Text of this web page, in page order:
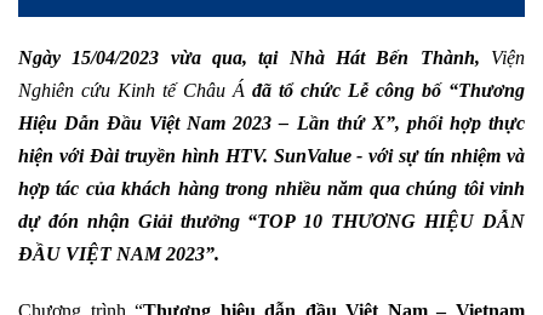
Ngày 15/04/2023 vừa qua, tại Nhà Hát Bến Thành, Viện
Nghiên cứu Kinh tế Châu Á đã tổ chức Lễ công bố “Thương
Hiệu Dẫn Đầu Việt Nam 2023 – Lần thứ X”, phối hợp thực
hiện với Đài truyền hình HTV. SunValue- với sự tín nhiệm và
hợp tác của khách hàng trong nhiều năm qua chúng tôi vinh
dự đón nhận Giải thưởng “TOP 10 THƯƠNG HIỆU DẪN
ĐẦU VIỆT NAM 2023”.
Chương trình “Thương hiệu dẫn đầu Việt Nam – Vietnam